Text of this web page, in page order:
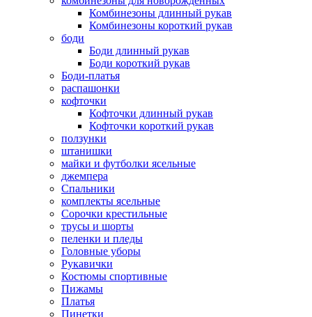
Комбинезоны длинный рукав
Комбинезоны короткий рукав
боди
Боди длинный рукав
Боди короткий рукав
Боди-платья
распашонки
кофточки
Кофточки длинный рукав
Кофточки короткий рукав
ползунки
штанишки
майки и футболки ясельные
джемпера
Спальники
комплекты ясельные
Сорочки крестильные
трусы и шорты
пеленки и пледы
Головные уборы
Рукавички
Костюмы спортивные
Пижамы
Платья
Пинетки